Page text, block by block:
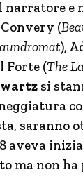
narratore e
(
),
Forte (The
si
saranno
aveva
ma non ha